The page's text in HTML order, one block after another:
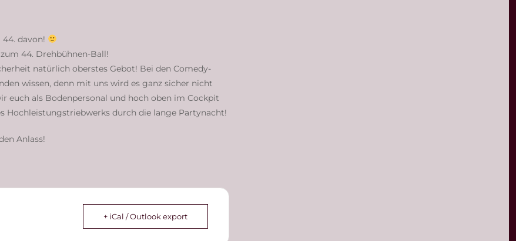
davon!
44. Drehbühnen-Ball!
natürlich oberstes Gebot! Bei den Comedy-
wissen, denn mit uns wird es ganz sicher nicht
euch als Bodenpersonal und hoch oben im Cockpit
Hochleistungstriebwerks durch die lange Partynacht!
Anlass!
+ iCal / Outlook export